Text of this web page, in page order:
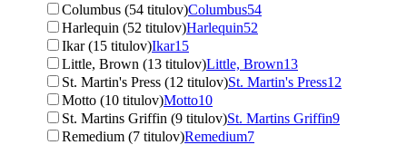
Columbus (54 titulov)Columbus54
Harlequin (52 titulov)Harlequin52
Ikar (15 titulov)Ikar15
Little, Brown (13 titulov)Little, Brown13
St. Martin's Press (12 titulov)St. Martin's Press12
Motto (10 titulov)Motto10
St. Martins Griffin (9 titulov)St. Martins Griffin9
Remedium (7 titulov)Remedium7